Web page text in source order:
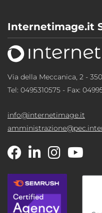
Internetimage.it
Via della Meccanica, 2 -
Tel: 0495310575 - Fax:
info@internetimage.it